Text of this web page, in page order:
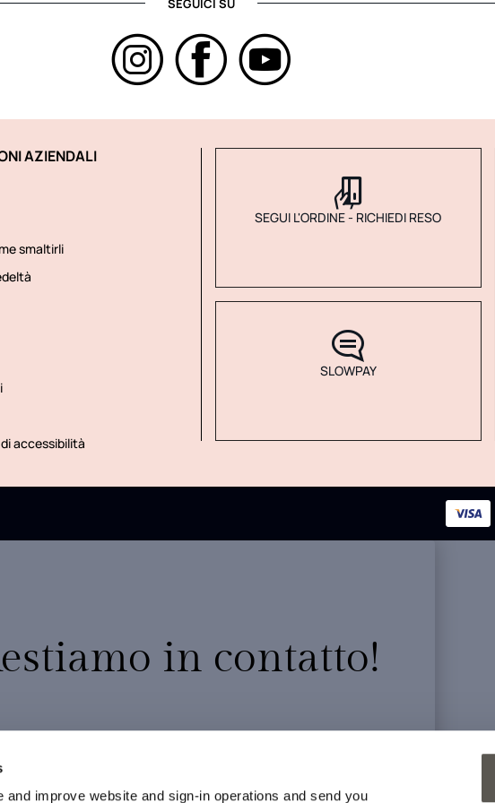
and improve website and sign-in operations and send you
AZIENDALI
smaltirli
accessibilità
SEGUI L'ORDINE - RICHIEDI RESO
SLOWPAY
in contatto!